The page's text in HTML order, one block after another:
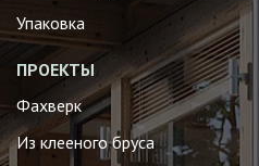
Упаковка
ПРОЕКТЫ
Фахверк
Из клееного бруса